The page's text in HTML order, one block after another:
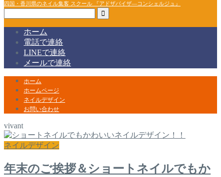
四国・香川県のネイル集客 スクール 『アドザバイザ―コンシェルジュ』
ホーム
電話で連絡
LINEで連絡
メールで連絡
ホーム
ホームページ
ネイルデザイン
お問い合わせ
vivant
ネイルデザイン
年末のご挨拶＆ショートネイルでもか